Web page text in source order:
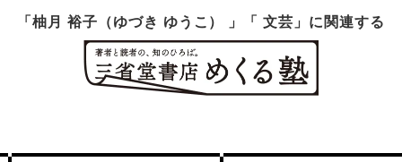
「柚月 裕子（ゆづき ゆうこ） 」「 文芸」に関連する